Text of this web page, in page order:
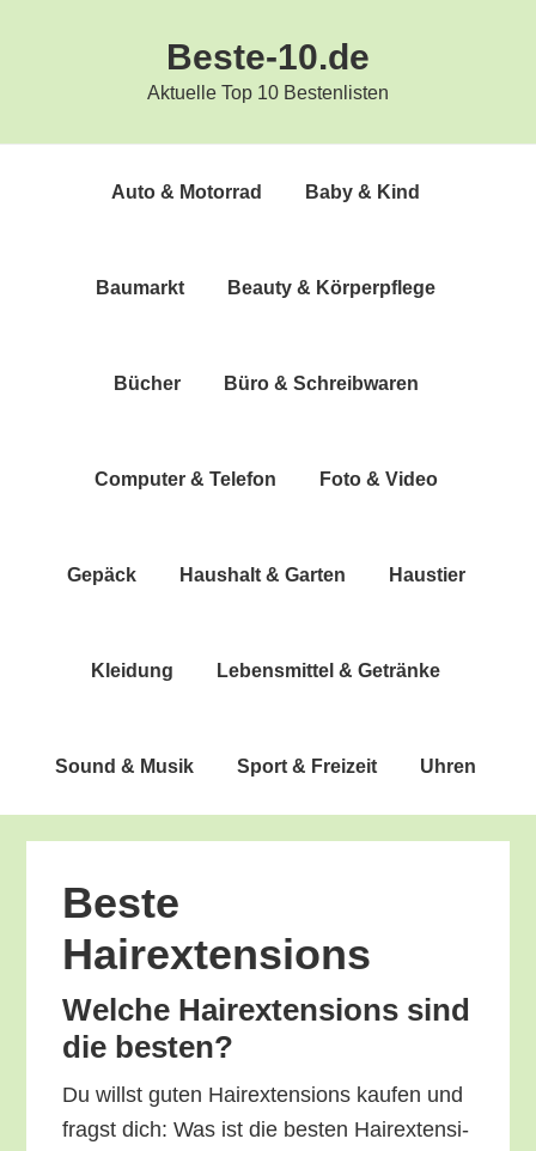
Beste-10.de
Aktuelle Top 10 Bestenlisten
Auto & Motorrad Baby & Kind
Bau­markt Beau­ty & Körperpflege
Bücher Büro & Schreibwaren
Com­pu­ter & Telefon Foto & Video
Gepäck Haus­halt & Garten Haus­tier
Klei­dung Lebens­mit­tel & Getränke
Sound & Musik Sport & Freizeit Uhren
Bes­te
Hairextensions
Wel­che Hair­ex­ten­si­ons sind
die besten?
Du willst guten Hair­ex­ten­si­ons kau­fen und
fragst dich: Was ist die bes­ten Hair­ex­ten­si­